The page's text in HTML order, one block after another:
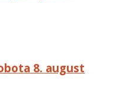
8. august